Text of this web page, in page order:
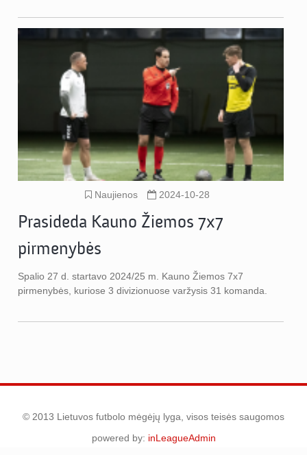
Naujienos 2024-10-28
Prasideda Kauno Žiemos 7x7
pirmenybės
Spalio 27 d. startavo 2024/25 m. Kauno Žiemos 7x7
pirmenybės, kuriose 3 divizionuose varžysis 31 komanda.
© 2013 Lietuvos futbolo mėgėjų lyga, visos teisės saugomos
powered by: inLeagueAdmin